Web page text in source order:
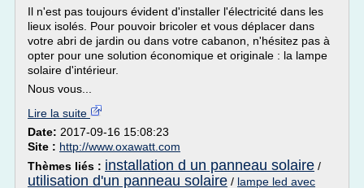
Il n'est pas toujours évident d'installer l'électricité dans les
lieux isolés. Pour pouvoir bricoler et vous déplacer dans
votre abri de jardin ou dans votre cabanon, n'hésitez pas à
opter pour une solution économique et originale : la lampe
solaire d'intérieur.
Nous vous...
Lire la suite
Date: 2017-09-16 15:08:23
Site : http://www.oxawatt.com
Thèmes liés : installation d un panneau solaire /
utilisation d'un panneau solaire / lampe led avec